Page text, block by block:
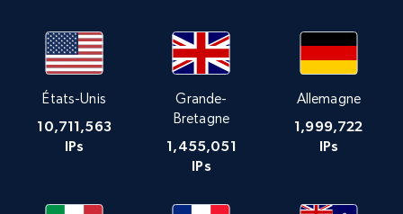
États-Unis
10,711,563
IPs
Grande-
Bretagne
1,455,051
IPs
Allemagne
1,999,722
IPs